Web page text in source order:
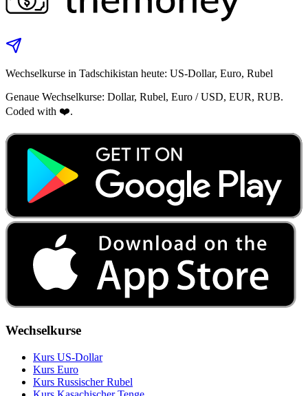
Wechselkurse in Tadschikistan heute: US‑Dollar, Euro, Rubel
Genaue Wechselkurse: Dollar, Rubel, Euro / USD, EUR, RUB.
Coded with ❤️.
Wechselkurse
Kurs US‑Dollar
Kurs Euro
Kurs Russischer Rubel